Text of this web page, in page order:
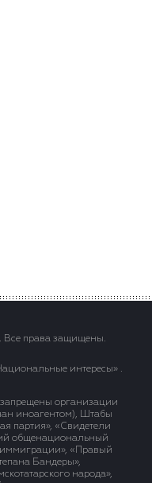
Все права защищены.
интересы» .
организации
иноагентом), Штабы
партия», «Свидетели
общенациональный
«Правый
Бандеры»,
народа»,